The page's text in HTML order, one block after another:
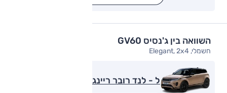
השוואה בין ג'נסיס GV60
חשמלי, Elegant, 2x4
ל - לנד רובר ריינג' רובר איווק